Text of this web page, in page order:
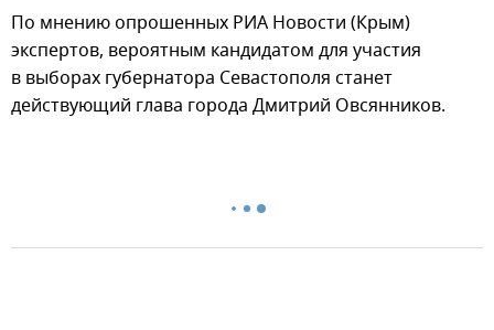
По мнению опрошенных РИА Новости (Крым)
экспертов, вероятным кандидатом для участия
в выборах губернатора Севастополя станет
действующий глава города Дмитрий Овсянников.